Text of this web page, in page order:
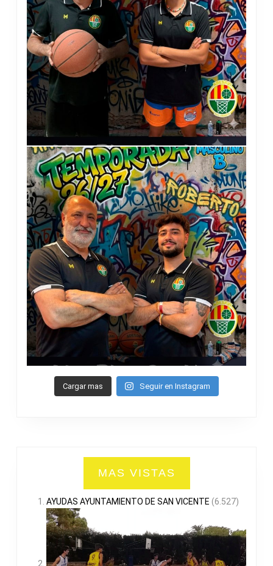
Cargar mas Seguir en Instagram
MAS VISTAS
AYUDAS AYUNTAMIENTO DE SAN VICENTE (6.527)